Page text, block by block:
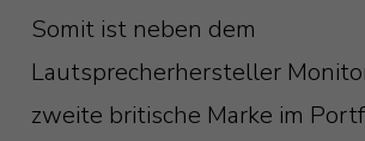
Somit ist neben dem
Lautsprecherhersteller
zweite britische Marke im